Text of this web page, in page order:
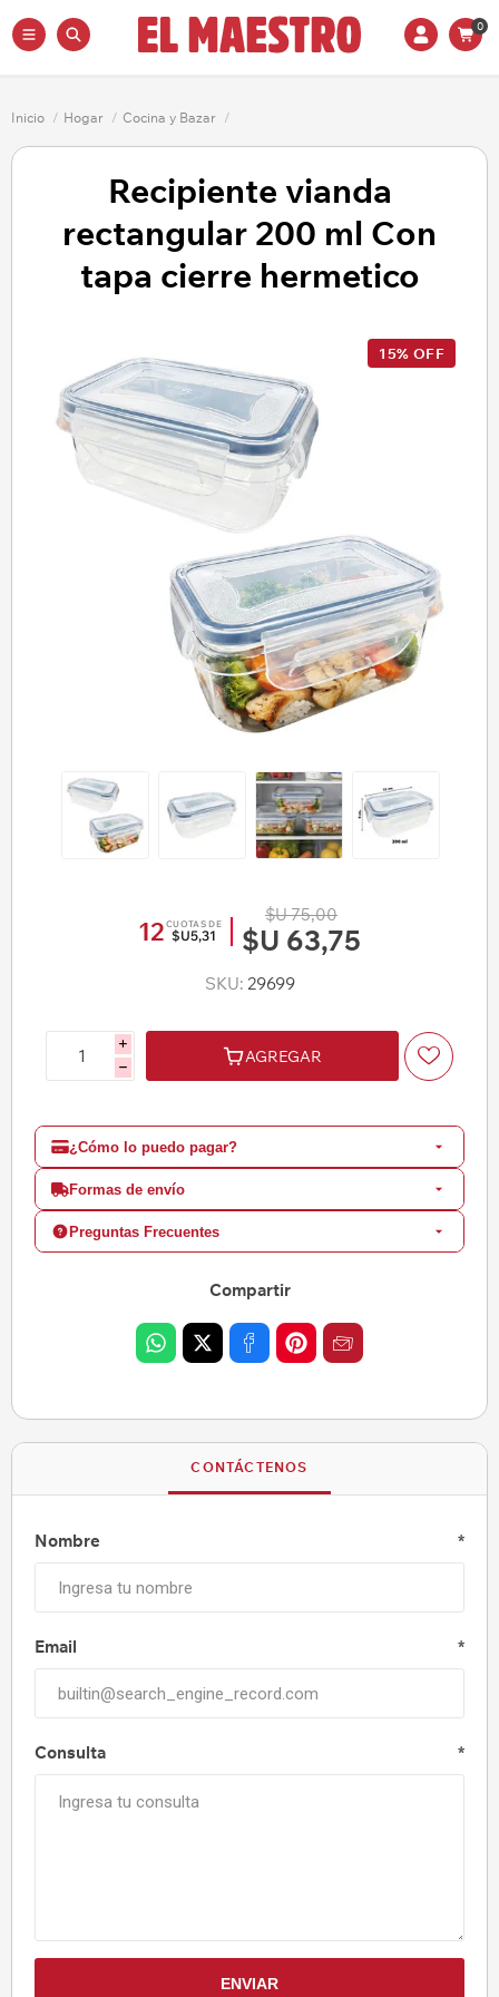
0
Inicio / Hogar / Cocina y Bazar /
Recipiente vianda
rectangular 200 ml Con
tapa cierre hermetico
15% OFF
12 CUOTAS DE
$U5,31
$U 75,00
$U 63,75
SKU: 29699
i
h
AGREGAR
¿Cómo lo puedo pagar?
Formas de envío
Preguntas Frecuentes
Compartir
CONTÁCTENOS
Nombre *
Email *
Consulta *